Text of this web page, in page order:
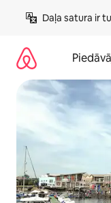
saturu
Daļa satura ir